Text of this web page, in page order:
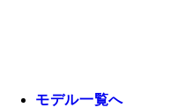
モデル一覧へ